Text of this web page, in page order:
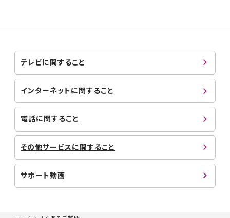
テレビに関すること
インターネットに関すること
電話に関すること
その他サービスに関すること
サポート動画